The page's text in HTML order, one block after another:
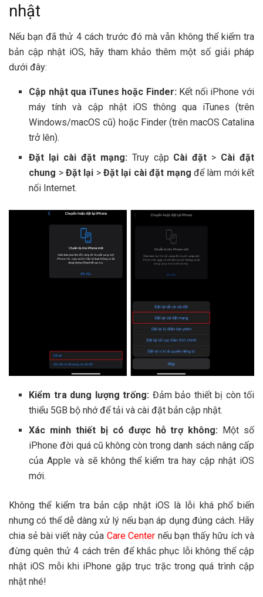
nhật
Nếu bạn đã thử 4 cách trước đó mà vẫn không thể kiểm tra
bản cập nhật iOS, hãy tham khảo thêm một số giải pháp
dưới đây:
Cập nhật qua iTunes hoặc Finder:Kết nối iPhone với
máy tính và cập nhật iOS thông qua iTunes (trên
Windows/macOS cũ) hoặc Finder (trên macOS Catalina
trở lên).
Đặt lại cài đặt mạng:Truy cập Cài đặt > Cài đặt
chung >Đặt lại >Đặt lại cài đặt mạng để làm mới kết
nối Internet.
Kiểm tra dung lượng trống: Đảm bảo thiết bị còn tối
thiểu 5GB bộ nhớ để tải và cài đặt bản cập nhật.
Xác minh thiết bị có được hỗ trợ không: Một số
iPhone đời quá cũ không còn trong danh sách nâng cấp
của Apple và sẽ không thể kiểm tra hay cập nhật iOS
mới.
Không thể kiểm tra bản cập nhật iOS là lỗi khá phổ biến
nhưng có thể dễ dàng xử lý nếu bạn áp dụng đúng cách. Hãy
chia sẻ bài viết này của Care Center nếu bạn thấy hữu ích và
đừng quên thử 4 cách trên để khắc phục lỗi không thể cập
nhật iOS mỗi khi iPhone gặp trục trặc trong quá trình cập
nhật nhé!